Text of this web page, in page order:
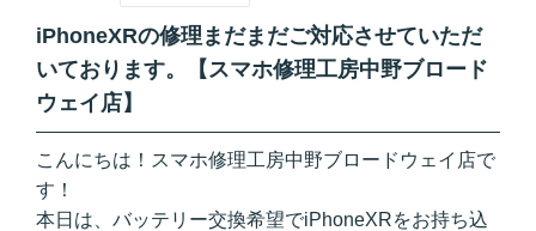
iPhoneXRの修理まだまだご対応させていただ
いております。【スマホ修理工房中野ブロード
ウェイ店】
こんにちは！スマホ修理工房中野ブロードウェイ店で
す！
本日は、バッテリー交換希望でiPhoneXRをお持ち込